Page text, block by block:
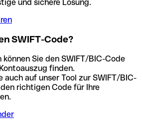
und sichere Lösung.
SWIFT-Code?
können Sie den SWIFT/BIC-Code
finden.
auch auf unser Tool zur SWIFT/BIC-
richtigen Code für Ihre